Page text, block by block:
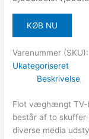
KØB NU
Varenummer (SKU):
Ukategoriseret
Beskrivelse
Flot væghængt TV-
består af to skuffer
diverse media